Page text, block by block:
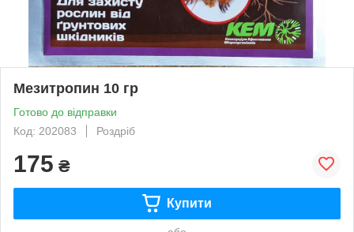
Мезитропин 10 гр
Готово до відправки
Код: 202083
Роздріб
175 ₴
Купити